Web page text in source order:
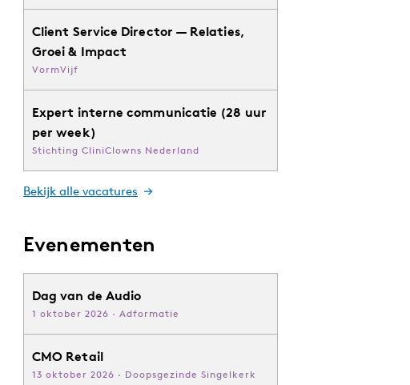
Client Service Director — Relaties,
Groei & Impact
VormVijf
Expert interne communicatie (28 uur
per week)
Stichting CliniClowns Nederland
Bekijk alle vacatures
Evenementen
Dag van de Audio
1 oktober 2026 · Adformatie
CMO Retail
13 oktober 2026 · Doopsgezinde Singelkerk